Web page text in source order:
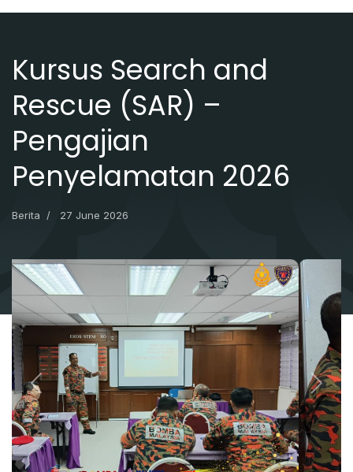
Kursus Search and
Rescue (SAR) –
Pengajian
Penyelamatan 2026
Berita 27 June 2026
Previous Next